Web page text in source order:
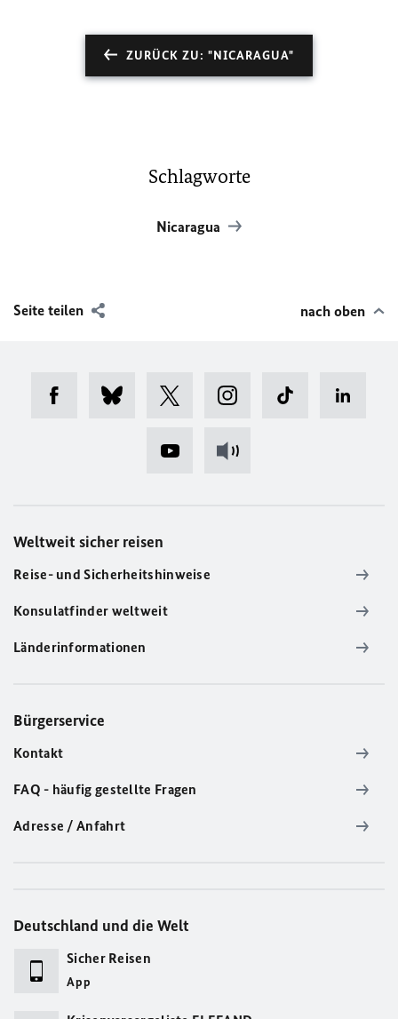
ZURÜCK ZU: "NICARAGUA"
Schlagworte
Nicaragua
Seite teilen nach oben
Weltweit sicher reisen
Reise- und Sicherheitshinweise
Konsulatfinder weltweit
Länderinformationen
Bürgerservice
Kontakt
FAQ - häufig gestellte Fragen
Adresse / Anfahrt
Deutschland und die Welt
Sicher Reisen
App